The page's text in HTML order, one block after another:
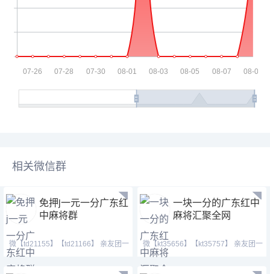
相关微信群
免押j一元一分广东红
中麻将群
微【td21155】【td21166】 亲友团一
元一分上下分模式
一块一分的广东红中
麻将汇聚全网
微【kt35656】【kt35757】 亲友团一
元一分上下分模式